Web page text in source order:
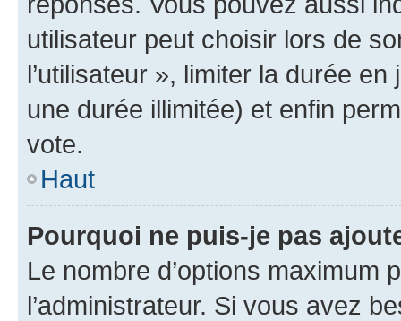
utilisateur peut choisir lors de
l’utilisateur », limiter la durée
une durée illimitée) et enfin
vote.
Haut
Pourquoi ne puis-je pas
Le nombre d’options maximum
l’administrateur. Si vous avez